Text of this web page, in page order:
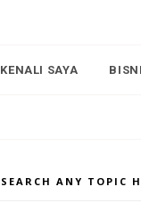
KENALI SAYA
SEARCH ANY TOPIC